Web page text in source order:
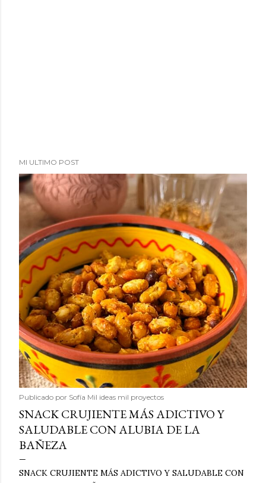
MI ULTIMO POST
Publicado por Sofía Mil ideas mil proyectos
SNACK CRUJIENTE MÁS ADICTIVO Y
SALUDABLE CON ALUBIA DE LA
BAÑEZA
SNACK CRUJIENTE MÁS ADICTIVO Y SALUDABLE CON